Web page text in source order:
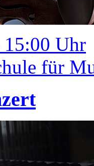
15:00 Uhr
für